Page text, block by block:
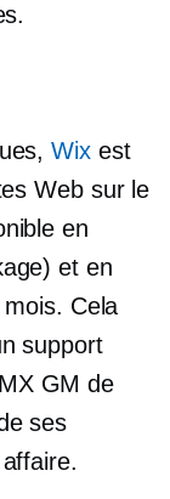
Wixest
Web sur le
en
et en
Cela
support
GM de
ses